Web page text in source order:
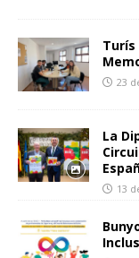
Turís
23
La
13